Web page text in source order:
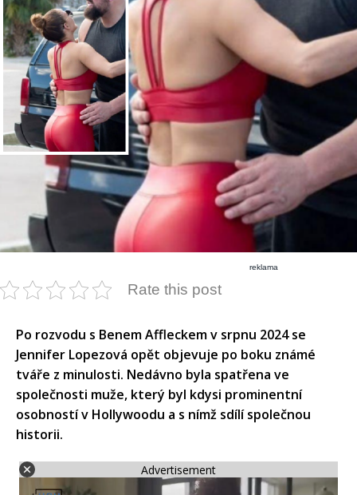
reklama
Rate this post
Po rozvodu s Benem Affleckem v srpnu 2024 se
Jennifer Lopezová opět objevuje po boku známé
tváře z minulosti. Nedávno byla spatřena ve
společnosti muže, který byl kdysi prominentní
osobností v Hollywoodu a s nímž sdílí společnou
historii.
Advertisement